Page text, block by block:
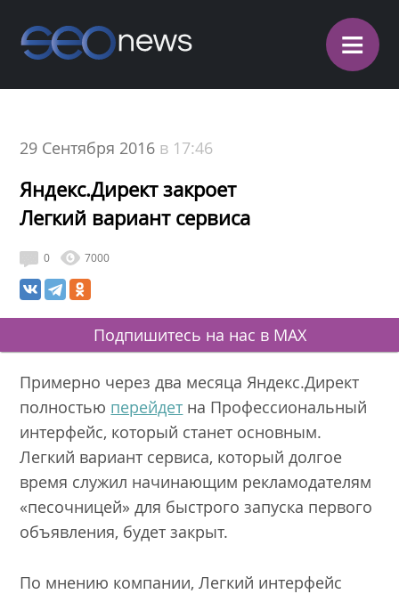
≡
29 Сентября 2016 в 17:46
Яндекс.Директ закроет
Легкий вариант сервиса
0 7000
Подпишитесь на нас в MAX
Примерно через два месяца Яндекс.Директ
полностью перейдет на Профессиональный
интерфейс, который станет основным.
Легкий вариант сервиса, который долгое
время служил начинающим рекламодателям
«песочницей» для быстрого запуска первого
объявления, будет закрыт.
По мнению компании, Легкий интерфейс